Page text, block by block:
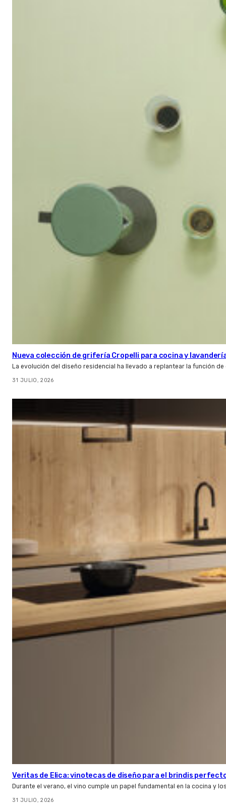
Nueva colección de grifería Cropelli para cocina y
La evolución del diseño residencial ha llevado a replantear la función
31 JULIO, 2026
Veritas de Elica: vinotecas de diseño para el brindis
Durante el verano, el vino cumple un papel fundamental en la cocina y
31 JULIO, 2026